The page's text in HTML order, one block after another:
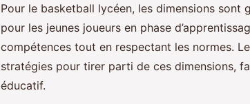
Pour le basketball lycéen, les dimensions sont
pour les jeunes joueurs en phase
compétences tout en respectant les normes.
stratégies pour tirer parti de ces dimensions,
éducatif.